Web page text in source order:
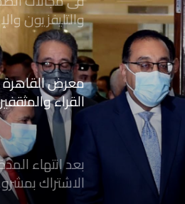
الرقمي
معرض القاهرة
القراء
بعد انتهاء
الاشتراك
الصحفيين